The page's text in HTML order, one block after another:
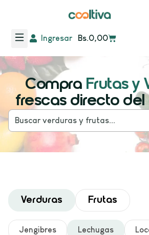
Ingresar Bs.0,00
Compra Frutas y
frescas directo del
Verduras Frutas
Jengibres Lechugas